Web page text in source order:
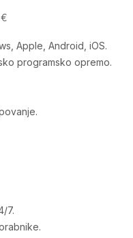
€
Apple, Android, iOS.
programsko opremo.
7.